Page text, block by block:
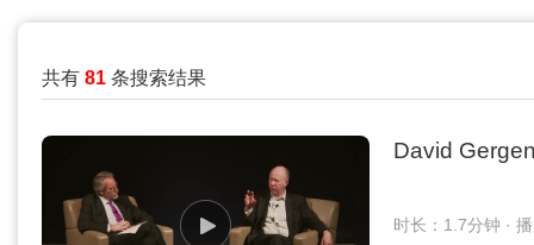
共有 81 条搜索结果
David
时长：1.7分钟 ·